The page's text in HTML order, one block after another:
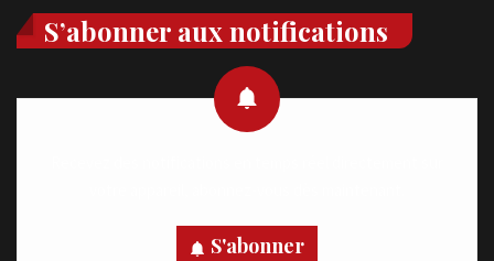
S’abonner aux notifications
S'abonner